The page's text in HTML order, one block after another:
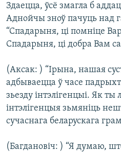
Здаецца, ўсё змагла б
Аднойчы зноў пачуць над
“Спадарыня, ці помніце
Спадарыня, ці добра Вам
(Аксак: ) “Ірына, нашая
адбываецца ў часе
зьезду інтэлігенцыі. Як
інтэлігенцыя зьмяніць
сучаснага беларускага
(Багдановіч: ) “Я думаю,